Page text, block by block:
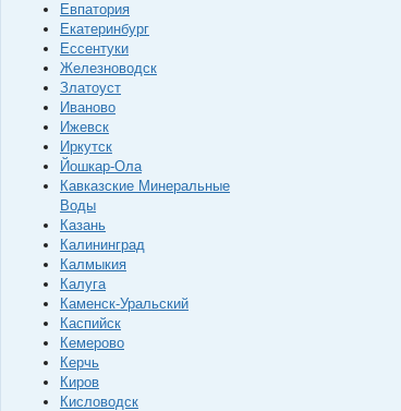
Евпатория
Екатеринбург
Ессентуки
Железноводск
Златоуст
Иваново
Ижевск
Иркутск
Йошкар-Ола
Кавказские Минеральные
Воды
Казань
Калининград
Калмыкия
Калуга
Каменск-Уральский
Каспийск
Кемерово
Керчь
Киров
Кисловодск